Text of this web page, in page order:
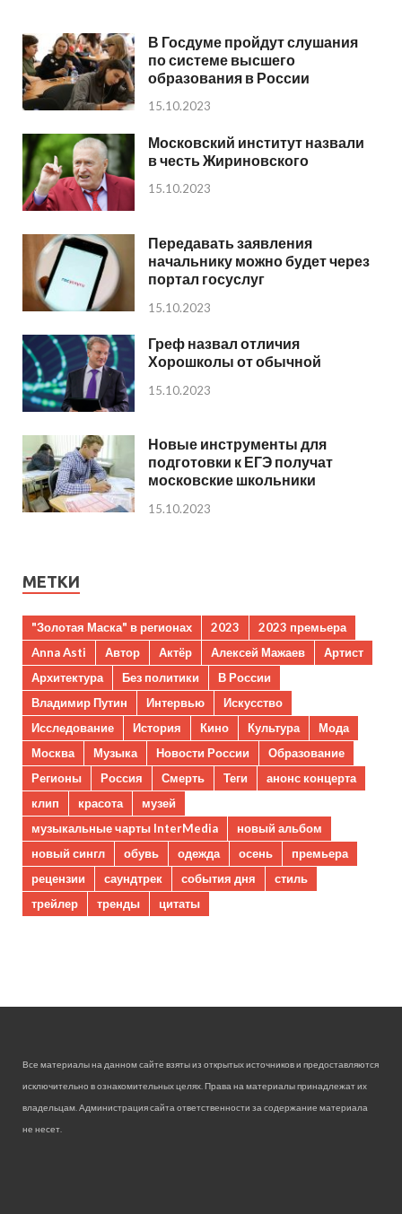
В Госдуме пройдут слушания
по системе высшего
образования в России
15.10.2023
Московский институт назвали
в честь Жириновского
15.10.2023
Передавать заявления
начальнику можно будет через
портал госуслуг
15.10.2023
Греф назвал отличия
Хорошколы от обычной
15.10.2023
Новые инструменты для
подготовки к ЕГЭ получат
московские школьники
15.10.2023
МЕТКИ
"Золотая Маска" в регионах 2023
2023 премьера
Anna Asti
Автор Актёр Алексей Мажаев
Артист
Архитектура
Без политики
В России
Владимир Путин
Интервью
Искусство
Исследование
История Кино Культура
Мода
Москва
Музыка Новости России
Образование
Регионы
Россия Смерть Теги
анонс концерта
клип
красота
музей
музыкальные чарты InterMedia
новый альбом
новый сингл
обувь одежда осень
премьера
рецензии
саундтрек события дня
стиль
трейлер
тренды цитаты
Все материалы на данном сайте взяты из открытых источников и предоставляются
исключительно в ознакомительных целях. Права на материалы принадлежат их
владельцам. Администрация сайта ответственности за содержание материала
не несет.